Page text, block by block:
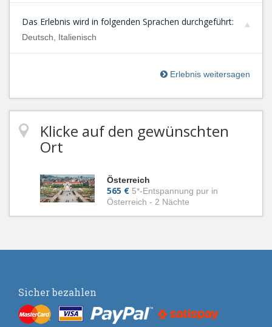
Das Erlebnis wird in folgenden Sprachen durchgeführt:
Deutsch, Italienisch
Erlebnis weitersagen
Klicke auf den gewünschten
Ort
Österreich
565 € 5*-Entspannung pur in
Österreich - 2 Nächte
Sicher bezahlen